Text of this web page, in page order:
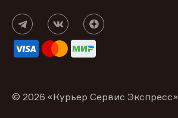
© 2026 «Курьер Сервис Экспресс»